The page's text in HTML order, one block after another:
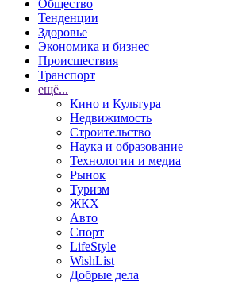
Общество
Тенденции
Здоровье
Экономика и бизнес
Происшествия
Транспорт
ещё...
Кино и Культура
Недвижимость
Строительство
Наука и образование
Технологии и медиа
Рынок
Туризм
ЖКХ
Авто
Спорт
LifeStyle
WishList
Добрые дела